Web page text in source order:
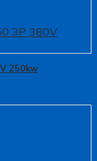
250kw